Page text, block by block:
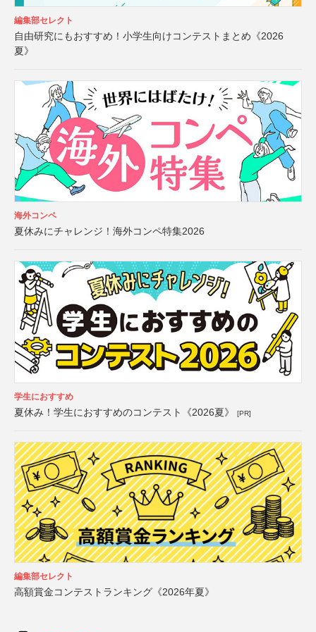
編集部セレクト
自由研究にもおすすめ！小学生向けコンテストまとめ《2026
夏》
海外コンペ
夏休みにチャレンジ！海外コンペ特集2026
学生におすすめ
夏休み！学生におすすめのコンテスト《2026夏》 [PR]
編集部セレクト
高額賞金コンテストランキング《2026年夏》